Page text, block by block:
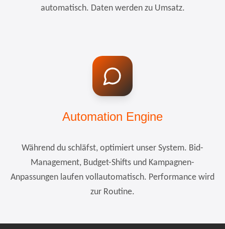
automatisch. Daten werden zu Umsatz.
Automation Engine
Während du schläfst, optimiert unser System. Bid-
Management, Budget-Shifts und Kampagnen-
Anpassungen laufen vollautomatisch. Performance wird
zur Routine.